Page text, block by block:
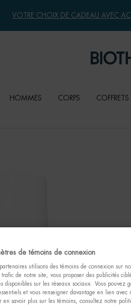
VOTRE CHOIX DE CADEAU AVEC
HOMMES CORPS COFFRETS
de témoins de connexion
utilisons des témoins de connexion sur
trafic de notre site, vous proposer des publicités
disponibles sur les réseaux sociaux. Vous pouvez
et vous renseigner davantage en lien
en savoir plus sur les témoins, consultez notre